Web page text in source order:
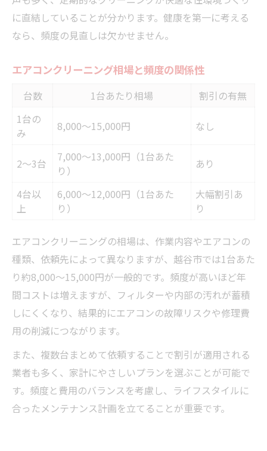
に直結していることが分かります。健康を第一に考える
なら、頻度の見直しは欠かせません。
エアコンクリーニング相場と頻度の関係性
台数 1台あたり相場
割引の有無
1台の
み
8,000～15,000円 なし
2～3台
7,000～13,000円（1台あた
り）
あり
4台以
上
6,000～12,000円（1台あた
り）
大幅割引あ
り
エアコンクリーニングの相場は、作業内容やエアコンの
種類、依頼先によって異なりますが、越谷市では1台あた
り約8,000～15,000円が一般的です。頻度が高いほど年
間コストは増えますが、フィルターや内部の汚れが蓄積
しにくくなり、結果的にエアコンの故障リスクや修理費
用の削減につながります。
また、複数台まとめて依頼することで割引が適用される
業者も多く、家計にやさしいプランを選ぶことが可能で
す。頻度と費用のバランスを考慮し、ライフスタイルに
合ったメンテナンス計画を立てることが重要です。